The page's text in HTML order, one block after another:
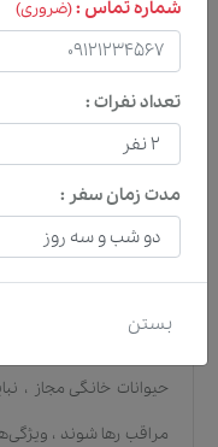
ساعته]،اسنک بار
دسترسی
اتاق‌های بدون حساسیت،
مداربسته در مناطق
خارج از ملک، ورود/
حیوانات خانگی مجاز ،
مراقب رها شوند ،
شماره تماس :(ضروری)
تعداد نفرات :
مدت زمان سفر :
بستن